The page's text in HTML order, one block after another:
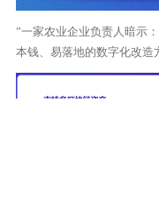
”一家农业企业负责人暗示
本钱、易落地的数字化改造